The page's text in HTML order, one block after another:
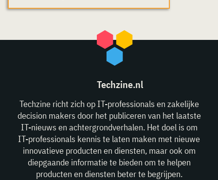
Techzine.nl
Techzine richt zich op IT-professionals en zakelijke
decision makers door het publiceren van het laatste
IT-nieuws en achtergrondverhalen. Het doel is om
IT-professionals kennis te laten maken met nieuwe
innovatieve producten en diensten, maar ook om
diepgaande informatie te bieden om te helpen
producten en diensten beter te begrijpen.